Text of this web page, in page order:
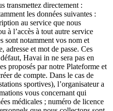
transmettez directement :
les données suivantes :
au service que nous
à l’accès à tout autre service
sont notamment vos nom et
adresse et mot de passe. Ces
Havai in ne sera pas en
proposés par notre Plateforme et
de compte. Dans le cas de
sportives), l’organisateur a
vous concernant qui
médicales ; numéro de licence